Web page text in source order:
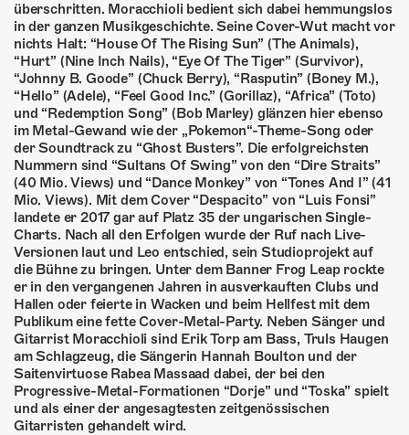
überschritten. Moracchioli bedient sich dabei hemmungslos
in der ganzen Musikgeschichte. Seine Cover-Wut macht vor
nichts Halt: “House Of The Rising Sun” (The Animals),
“Hurt” (Nine Inch Nails), “Eye Of The Tiger” (Survivor),
“Johnny B. Goode” (Chuck Berry), “Rasputin” (Boney M.),
“Hello” (Adele), “Feel Good Inc.” (Gorillaz), “Africa” (Toto)
und “Redemption Song” (Bob Marley) glänzen hier ebenso
im Metal-Gewand wie der „Pokemon“-Theme-Song oder
der Soundtrack zu “Ghost Busters”. Die erfolgreichsten
Nummern sind “Sultans Of Swing” von den “Dire Straits”
(40 Mio. Views) und “Dance Monkey” von “Tones And I” (41
Mio. Views). Mit dem Cover “Despacito” von “Luis Fonsi”
landete er 2017 gar auf Platz 35 der ungarischen Single-
Charts. Nach all den Erfolgen wurde der Ruf nach Live-
Versionen laut und Leo entschied, sein Studioprojekt auf
die Bühne zu bringen. Unter dem Banner Frog Leap rockte
er in den vergangenen Jahren in ausverkauften Clubs und
Hallen oder feierte in Wacken und beim Hellfest mit dem
Publikum eine fette Cover-Metal-Party. Neben Sänger und
Gitarrist Moracchioli sind Erik Torp am Bass, Truls Haugen
am Schlagzeug, die Sängerin Hannah Boulton und der
Saitenvirtuose Rabea Massaad dabei, der bei den
Progressive-Metal-Formationen “Dorje” und “Toska” spielt
und als einer der angesagtesten zeitgenössischen
Gitarristen gehandelt wird.